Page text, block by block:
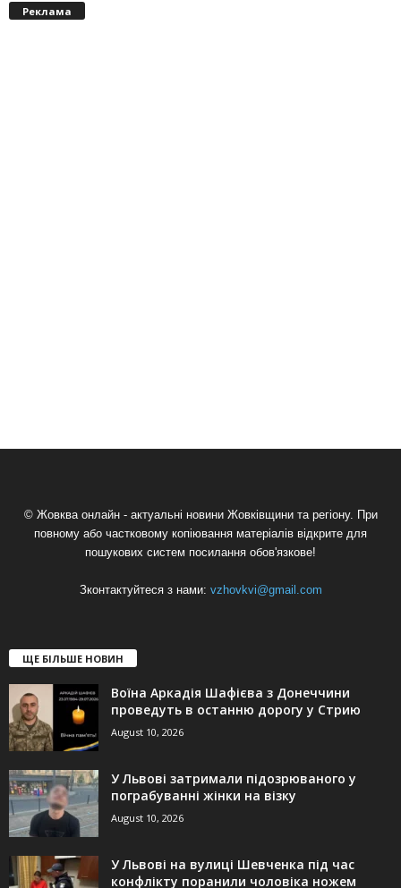
Реклама
© Жовква онлайн - актуальні новини Жовківщини та регіону. При
повному або частковому копіювання матеріалів відкрите для
пошукових систем посилання обов'язкове!
Зконтактуйтеся з нами: vzhovkvi@gmail.com
ЩЕ БІЛЬШЕ НОВИН
Воїна Аркадія Шафієва з Донеччини
проведуть в останню дорогу у Стрию
August 10, 2026
У Львові затримали підозрюваного у
пограбуванні жінки на візку
August 10, 2026
У Львові на вулиці Шевченка під час
конфлікту поранили чоловіка ножем